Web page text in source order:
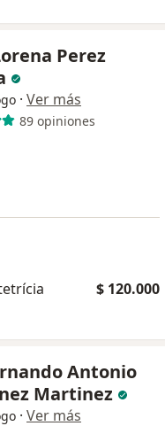
Perez
· Ver más
89 opiniones
$ 120.000
Antonio
Martinez
· Ver más